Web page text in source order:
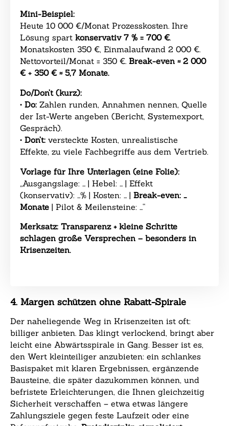
Mini-Beispiel:
Heute 10 000 €/Monat Prozesskosten. Ihre
Lösung spartkonservativ 7 % = 700 €.
Monatskosten 350 €, Einmalaufwand 2 000 €.
Nettovorteil/Monat = 350 €.Break-even ≈ 2 000
€ ÷ 350 € ≈ 5,7 Monate.
Do/Don’t (kurz):
•Do: Zahlen runden, Annahmen nennen, Quelle
der Ist-Werte angeben (Bericht, Systemexport,
Gespräch).
•Don’t: versteckte Kosten, unrealistische
Effekte, zu viele Fachbegriffe aus dem Vertrieb.
Vorlage für Ihre Unterlagen (eine Folie):
„Ausgangslage: … | Hebel: … | Effekt
(konservativ): …% | Kosten: … |Break-even:…
Monate | Pilot & Meilensteine: …“
Merksatz: Transparenz + kleine Schritte
schlagen große Versprechen – besonders in
Krisenzeiten.
4. Margen schützen ohne Rabatt-Spirale
Der naheliegende Weg in Krisenzeiten ist oft:
billiger anbieten. Das klingt verlockend, bringt aber
leicht eine Abwärtsspirale in Gang. Besser ist es,
den Wert kleinteiliger anzubieten: ein schlankes
Basispaket mit klaren Ergebnissen, ergänzende
Bausteine, die später dazukommen können, und
befristete Erleichterungen, die Ihnen gleichzeitig
Sicherheit verschaffen – etwa etwas längere
Zahlungsziele gegen feste Laufzeit oder eine